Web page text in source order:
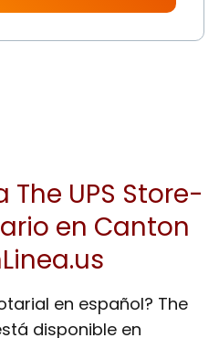
The UPS Store-
en Canton
en español? The
disponible en